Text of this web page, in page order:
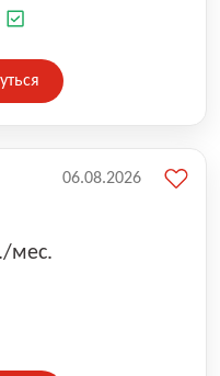
мес.
06.08.2026